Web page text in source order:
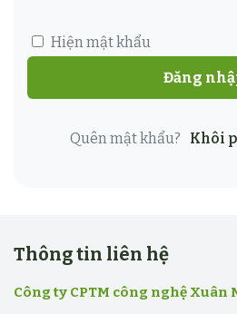
Hiện mật khẩu
Đăng
Quên mật khẩu? Khôi
Thông tin liên hệ
Công ty CPTM công nghệ Xuân